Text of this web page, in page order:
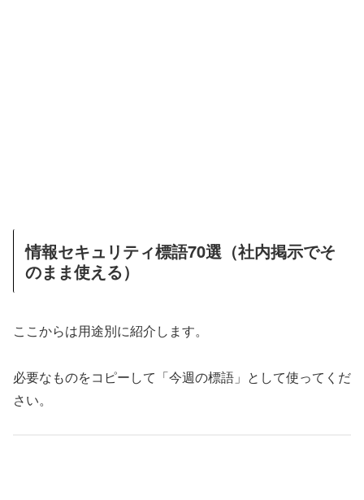
情報セキュリティ標語70選（社内掲示でそ
のまま使える）
ここからは用途別に紹介します。
必要なものをコピーして「今週の標語」として使ってくだ
さい。